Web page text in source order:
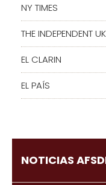
NY TIMES
THE INDEPENDENT UK
EL CLARIN
EL PAÍS
NOTICIAS